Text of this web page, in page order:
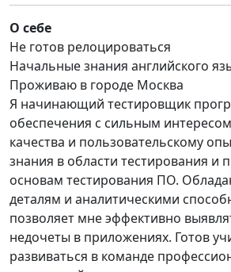
О себе
Не готов релоцироваться
Начальные знания английского
Проживаю в городе Москва
Я начинающий тестировщик
обеспечения с сильным
качества и пользовательскому
знания в области тестирования и
основам тестирования ПО.
деталям и аналитическими
позволяет мне эффективно
недочеты в приложениях. Готов
развиваться в команде